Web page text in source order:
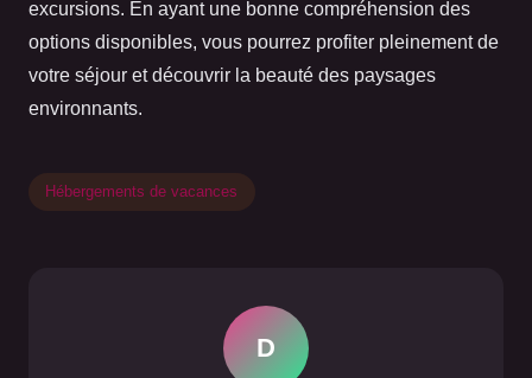
excursions. En ayant une bonne compréhension des
options disponibles, vous pourrez profiter pleinement de
votre séjour et découvrir la beauté des paysages
environnants.
Hébergements de vacances
D